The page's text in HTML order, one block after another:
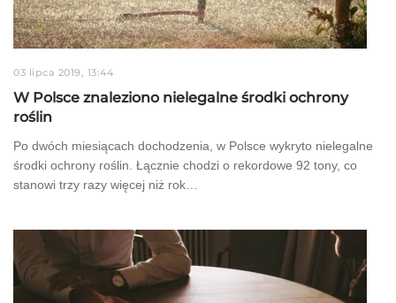
03 lipca 2019, 13:44
W Polsce znaleziono nielegalne środki ochrony
roślin
Po dwóch miesiącach dochodzenia, w Polsce wykryto nielegalne
środki ochrony roślin. Łącznie chodzi o rekordowe 92 tony, co
stanowi trzy razy więcej niż rok…